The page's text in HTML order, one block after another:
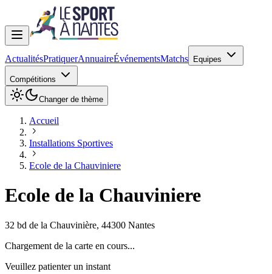
ActualitésPratiquerAnnuaireÉvénementsMatchs Equipes
Compétitions
Changer de thème
Accueil
Installations Sportives
Ecole de la Chauviniere
Ecole de la Chauviniere
32 bd de la Chauvinière, 44300 Nantes
Chargement de la carte en cours...
Veuillez patienter un instant